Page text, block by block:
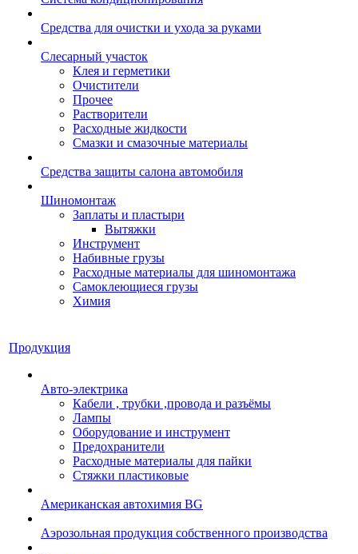
Средства для очистки и ухода за руками
Слесарный участок
Клея и герметики
Очистители
Прочее
Растворители
Расходные жидкости
Смазки и смазочные материалы
Средства защиты салона автомобиля
Шиномонтаж
Заплаты и пластыри
Вытяжки
Инструмент
Набивные грузы
Расходные материалы для шиномонтажа
Самоклеющиеся грузы
Химия
Продукция
Авто-электрика
Кабели , трубки ,провода и разъёмы
Лампы
Оборудование и инструмент
Предохранители
Расходные материалы для пайки
Стяжки пластиковые
Американская автохимия BG
Аэрозольная продукция собственного производства